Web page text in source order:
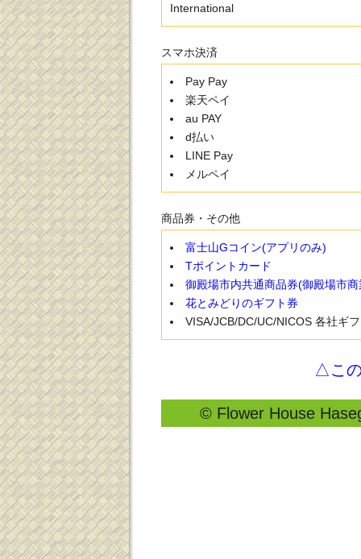
International
スマホ決済
Pay Pay
楽天ペイ
au PAY
d払い
LINE Pay
メルペイ
商品券・その他
富士山Gコイン(アプリのみ)
Tポイントカード
御殿場市内共通商品券(御殿場市
花とみどりのギフト券
VISA/JCB/DC/UC/NICOS 各社ギ
△こ
© Flower House